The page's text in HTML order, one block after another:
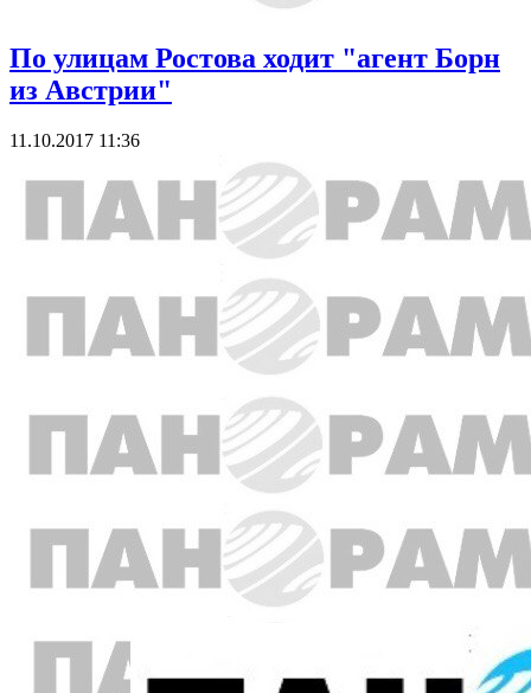
По улицам Ростова ходит "агент Борн
из Австрии"
11.10.2017 11:36